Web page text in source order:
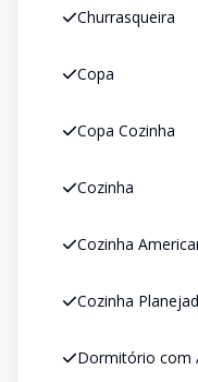
Churrasqueira
Copa
Copa Cozinha
Cozinha
Cozinha
Cozinha
Dormitório com